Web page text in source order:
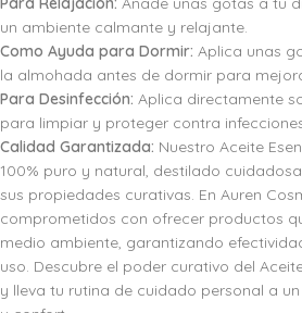
un ambiente calmante y relajante.
Como Ayuda para Dormir: Aplica unas
la almohada antes de dormir para
Para Desinfección: Aplica directamente
para limpiar y proteger contra
Calidad Garantizada: Nuestro Aceite
100% puro y natural, destilado
sus propiedades curativas. En Auren
comprometidos con ofrecer productos
medio ambiente, garantizando
uso. Descubre el poder curativo del
y lleva tu rutina de cuidado personal a